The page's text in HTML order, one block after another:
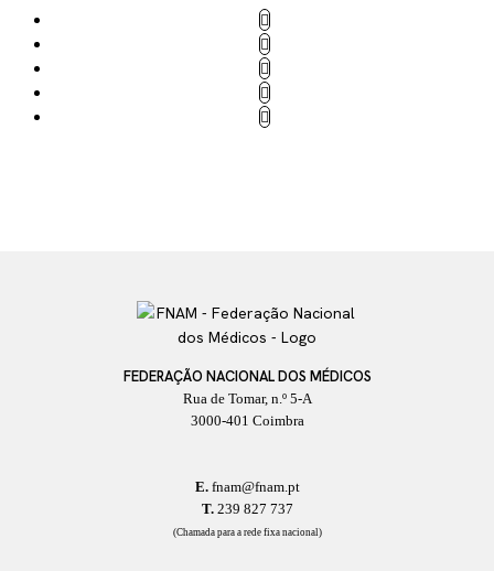
FEDERAÇÃO NACIONAL DOS MÉDICOS
Rua de Tomar, n.º 5-A
3000-401 Coimbra
E. fnam@fnam.pt
T. 239 827 737
(Chamada para a rede fixa nacional)